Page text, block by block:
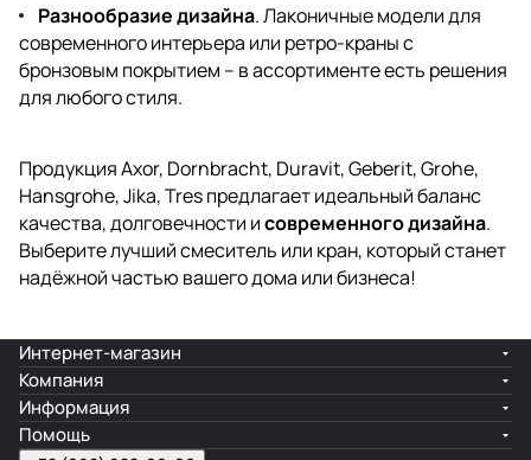
Разнообразие дизайна. Лаконичные модели для
современного интерьера или ретро-краны с
бронзовым покрытием – в ассортименте есть решения
для любого стиля.
Продукция Axor, Dornbracht, Duravit, Geberit, Grohe,
Hansgrohe, Jika, Tres предлагает идеальный баланс
качества, долговечности исовременного дизайна.
Выберите лучший смеситель или кран, который станет
надёжной частью вашего дома или бизнеса!
Интернет-магазин
Компания
Информация
Помощь